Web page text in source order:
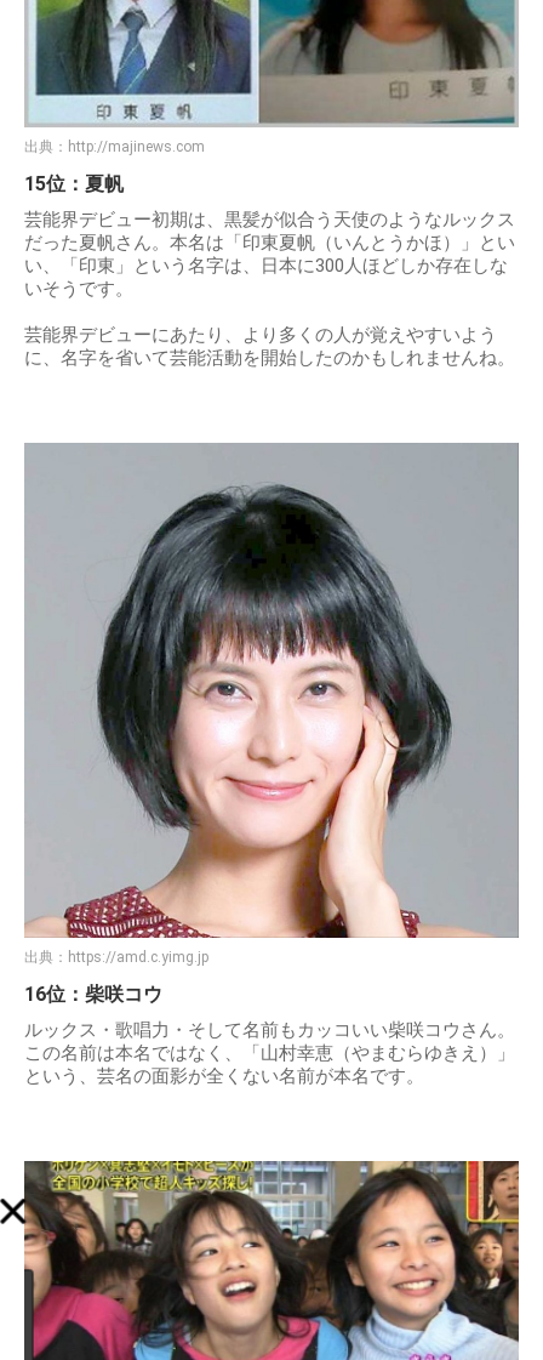
出典： http://majinews.com
15位：夏帆
芸能界デビュー初期は、黒髪が似合う天使のようなルックス
だった夏帆さん。本名は「印東夏帆（いんとうかほ）」とい
い、「印東」という名字は、日本に300人ほどしか存在しな
いそうです。
芸能界デビューにあたり、より多くの人が覚えやすいよう
に、名字を省いて芸能活動を開始したのかもしれませんね。
出典： https://amd.c.yimg.jp
16位：柴咲コウ
ルックス・歌唱力・そして名前もカッコいい柴咲コウさん。
この名前は本名ではなく、「山村幸恵（やまむらゆきえ）」
という、芸名の面影が全くない名前が本名です。